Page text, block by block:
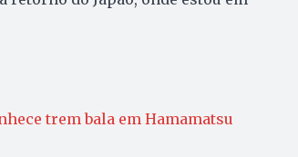
trem bala em Hamamatsu